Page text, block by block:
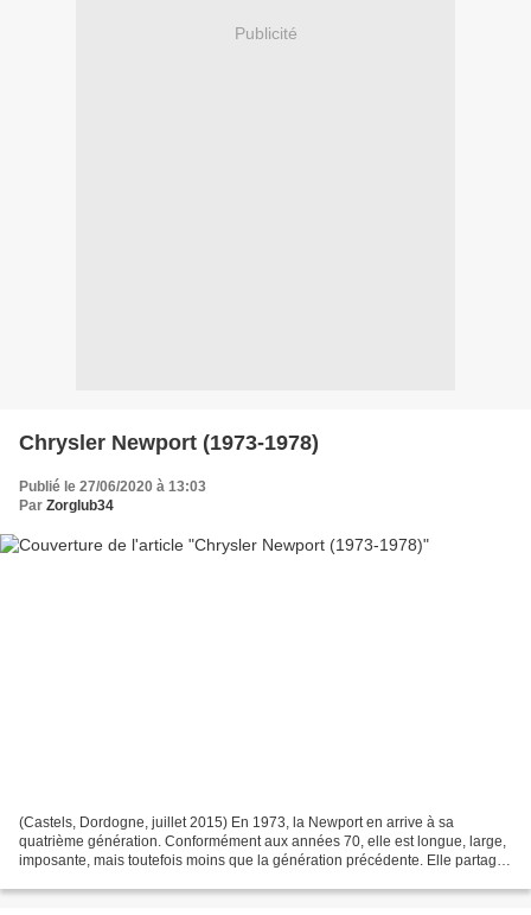
Publicité
Chrysler Newport (1973-1978)
Publié le 27/06/2020 à 13:03
Par Zorglub34
(Castels, Dordogne, juillet 2015) En 1973, la Newport en arrive à sa
quatrième génération. Conformément aux années 70, elle est longue, large,
imposante, mais toutefois moins que la génération précédente. Elle partage